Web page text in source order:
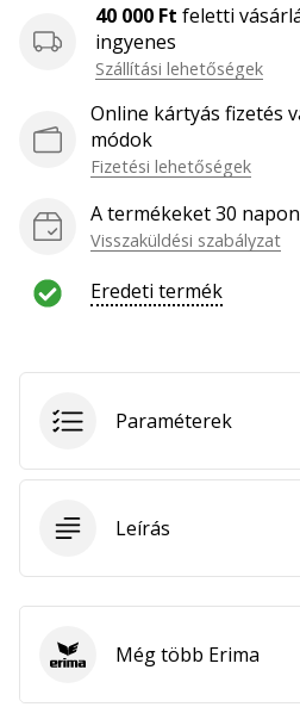
vagy,
Csatlakozz
hozzánk
márkanagykövetként.
Minden cikk
megjelenítése
40 000 Ft feletti
ingyenes
Szállítási lehetőségek
Online kártyás fizetés
módok
Fizetési lehetőségek
A termékeket 30
Visszaküldési szabályzat
Eredeti termék
Paraméterek
Leírás
ErimaMég több Erima